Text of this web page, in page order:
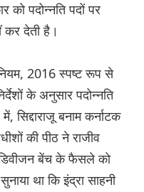
को पदोन्नति पदों पर
कर देती है।
2016 स्पष्ट रूप से
के अनुसार पदोन्नति
बनाम कर्नाटक
की पीठ ने राजीव
डिवीजन बेंच के फैसले को
था कि इंद्रा साहनी